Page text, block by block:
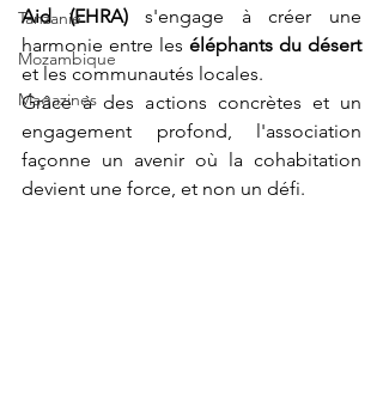
Tanzanie
Mozambique
Magazines
Aid (EHRA) s'engage à créer une
harmonie entre les éléphants du désert
et les communautés locales.
Grâce à des actions concrètes et un
engagement profond, l'association
façonne un avenir où la cohabitation
devient une force, et non un défi.